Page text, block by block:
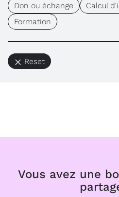
Don ou échange Calcul
Formation
Reset
Vous avez une